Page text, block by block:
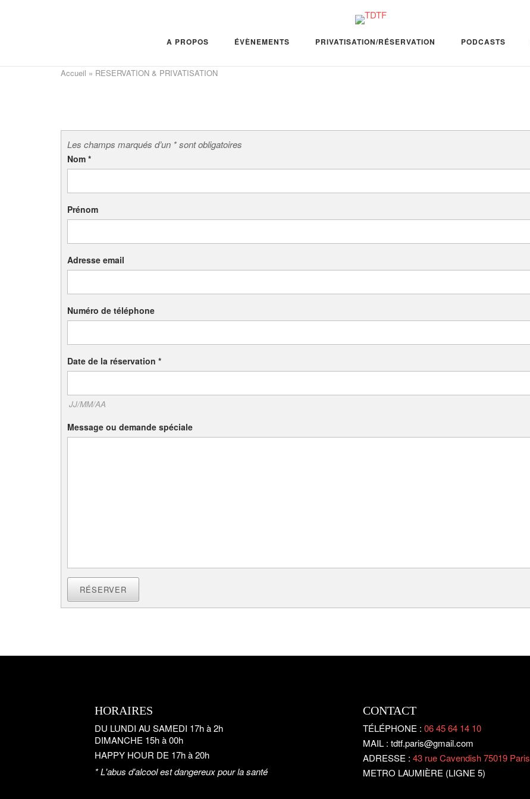
A PROPOS ÉVÈNEMENTS PRIVATISATION/RÉSERVATION PODCASTS
Accueil » RESERVATION & PRIVATISATION
Les champs marqués d’un * sont obligatoires
Nom *
Prénom
Adresse email
Numéro de téléphone
Date de la réservation *
JJ/MM/AA
Message ou demande spéciale
RÉSERVER
HORAIRES
DU LUNDI AU SAMEDI 17h à 2h
DIMANCHE 15h à 00h
HAPPY HOUR DE 17h à 20h
* L'abus d'alcool est dangereux pour la santé
CONTACT
TÉLÉPHONE : 06 45 64 14 10
MAIL : tdtf.paris@gmail.com
ADRESSE : 43 rue Cavendish 75019 Paris
METRO LAUMIÈRE (LIGNE 5)